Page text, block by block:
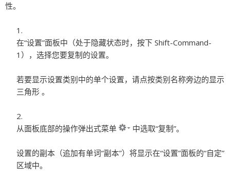
性。
在“设置”面板中（处于隐藏状态时，按下 Shift-Command-
1），选择您要复制的设置。
若要显示设置类别中的单个设置，请点按类别名称旁边的显示
三角形 。
从面板底部的操作弹出式菜单 中选取“复制”。
设置的副本（追加有单词“副本”）将显示在“设置”面板的“自定”
区域中。